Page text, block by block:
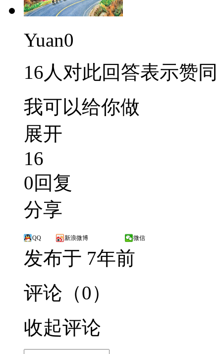
Yuan0
16人对此回答表示赞同
我可以给你做
展开
16
0回复
分享
QQ 新浪微博 微信
发布于 7年前
评论（0）
收起评论